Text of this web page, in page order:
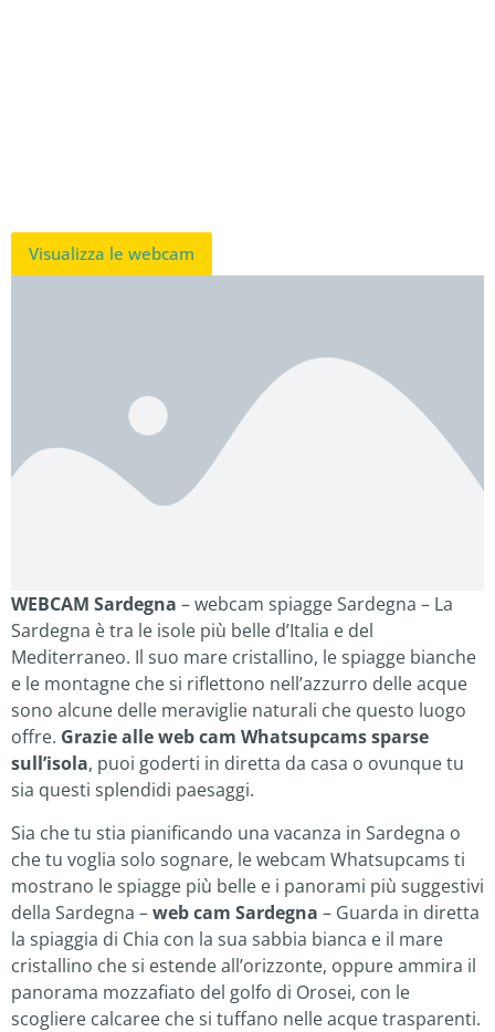
Visualizza le webcam
WEBCAM Sardegna – webcam spiagge Sardegna – La
Sardegna è tra le isole più belle d’Italia e del
Mediterraneo. Il suo mare cristallino, le spiagge bianche
e le montagne che si riflettono nell’azzurro delle acque
sono alcune delle meraviglie naturali che questo luogo
offre. Grazie alle web cam Whatsupcams sparse
sull’isola, puoi goderti in diretta da casa o ovunque tu
sia questi splendidi paesaggi.
Sia che tu stia pianificando una vacanza in Sardegna o
che tu voglia solo sognare, le webcam Whatsupcams ti
mostrano le spiagge più belle e i panorami più suggestivi
della Sardegna –web cam Sardegna – Guarda in diretta
la spiaggia di Chia con la sua sabbia bianca e il mare
cristallino che si estende all’orizzonte, oppure ammira il
panorama mozzafiato del golfo di Orosei, con le
scogliere calcaree che si tuffano nelle acque trasparenti.